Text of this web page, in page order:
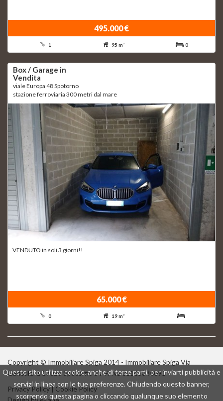
Questo sito utilizza cookie, anche di terze parti, per inviarti pubblicità e
servizi in linea con le tue preferenze. Chiudendo questo banner,
scorrendo questa pagina o cliccando qualunque suo elemento
495.000 €
1 95 m² 0
Box / Garage in
Vendita
viale Europa 48 Spotorno
stazione ferroviaria 300 metri dal mare
VENDUTO in soli 3 giorni!!
65.000 €
0 19 m²
Copyright © Immobiliare Spiga 2014 - Immobiliare Spiga Via
Garibaldi 1 17028 Spotorno SV P. Iva 01165330091
Privacy Policy|Cookie Policy